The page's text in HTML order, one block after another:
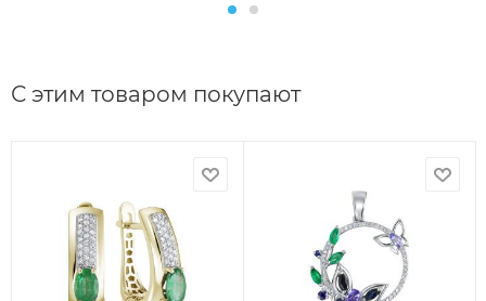
С этим товаром покупают